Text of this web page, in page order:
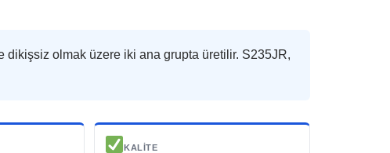
dikişsiz olmak üzere iki ana grupta üretilir. S235JR,
KALITE